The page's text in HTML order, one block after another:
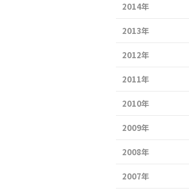
2014年
2013年
2012年
2011年
2010年
2009年
2008年
2007年